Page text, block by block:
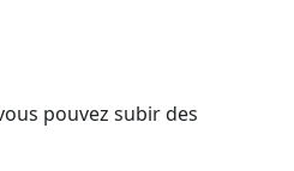
pouvez subir des